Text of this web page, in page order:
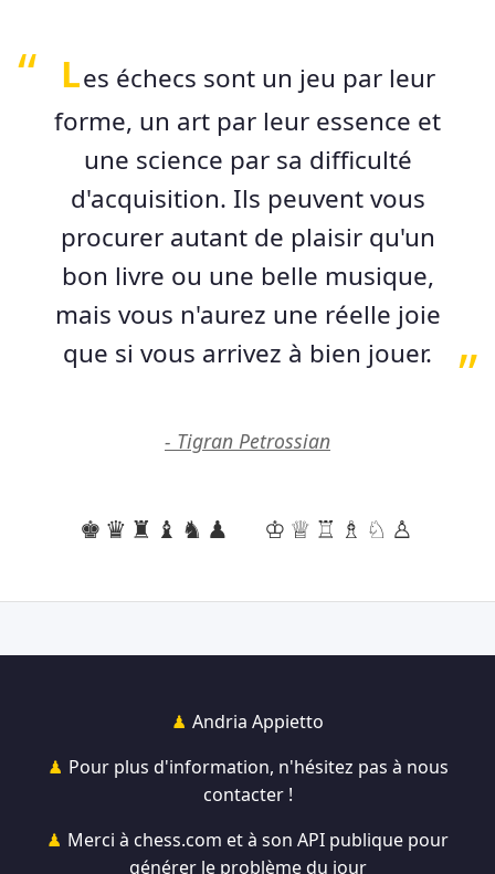
Les échecs sont un jeu par leur
forme, un art par leur essence et
une science par sa difficulté
d'acquisition. Ils peuvent vous
procurer autant de plaisir qu'un
bon livre ou une belle musique,
mais vous n'aurez une réelle joie
que si vous arrivez à bien jouer.
- Tigran Petrossian
♚♛♜♝♞♟ ♔♕♖♗♘♙
Andria Appietto
Pour plus d'information, n'hésitez pas à nous
contacter !
Merci à chess.com et à son API publique pour
générer le problème du jour